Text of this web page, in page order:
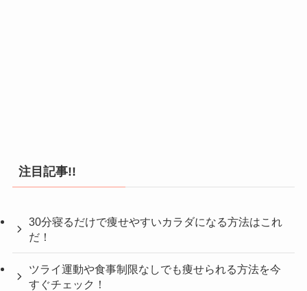
注目記事!!
30分寝るだけで痩せやすいカラダになる方法はこれ
だ！
ツライ運動や食事制限なしでも痩せられる方法を今
すぐチェック！